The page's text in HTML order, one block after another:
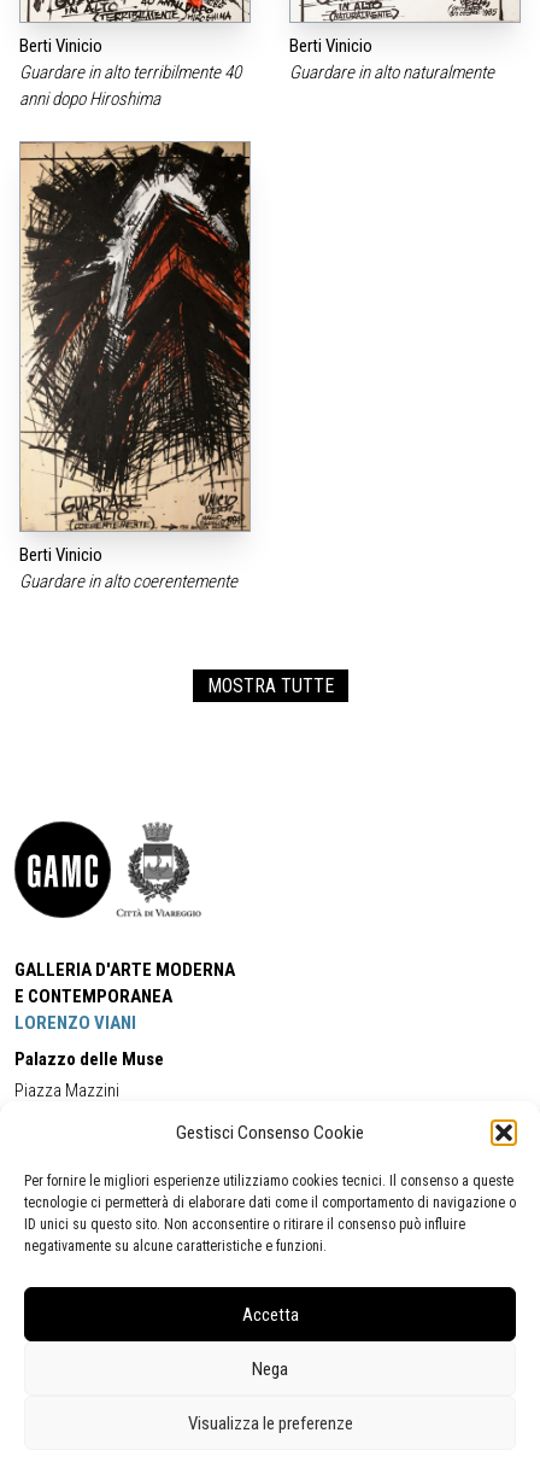
Gestisci Consenso Cookie
Per fornire le migliori esperienze utilizziamo cookies tecnici. Il consenso a queste
tecnologie ci permetterà di elaborare dati come il comportamento di navigazione o
ID unici su questo sito. Non acconsentire o ritirare il consenso può influire
negativamente su alcune caratteristiche e funzioni.
Accetta
Nega
Visualizza le preferenze
Berti Vinicio
Guardare in alto terribilmente 40
anni dopo Hiroshima
Berti Vinicio
Guardare in alto naturalmente
Berti Vinicio
Guardare in alto coerentemente
MOSTRA TUTTE
GALLERIA D'ARTE MODERNA
E CONTEMPORANEA
LORENZO VIANI
Palazzo delle Muse
Piazza Mazzini
Cell:+39 338 5714978 (orario apertura Galleria)
Tel:
+39 0584 944580
(orario 09.00/13.00)
Email:gamc@comune.viareggio.lu.it
Segnalazione di inaccessibilità